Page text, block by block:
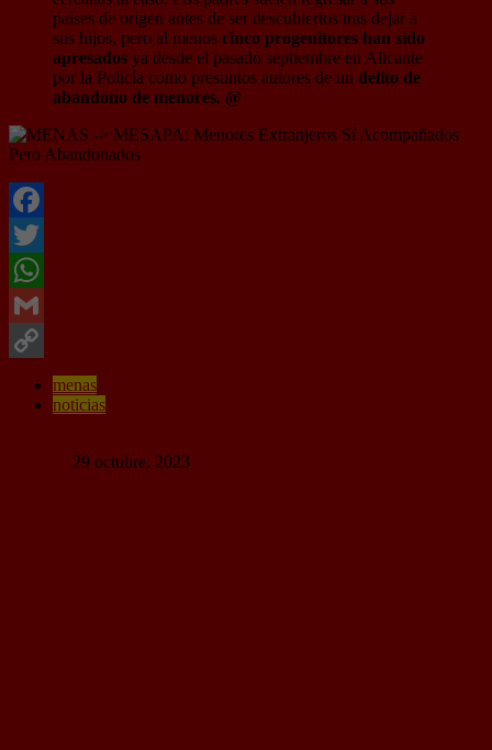
países de origen antes de ser descubiertos tras dejar a
sus hijos, pero al menos cinco progenitores han sido
apresados ya desde el pasado septiembre en Alicante
por la Policía como presuntos autores de un delito de
abandono de menores. @
Facebook
Twitter
WhatsApp
Gmail
Link
menas
noticias
29 octubre, 2023